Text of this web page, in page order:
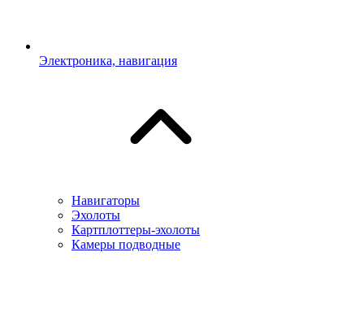
Электроника, навигация
Навигаторы
Эхолоты
Картплоттеры-эхолоты
Камеры подводные